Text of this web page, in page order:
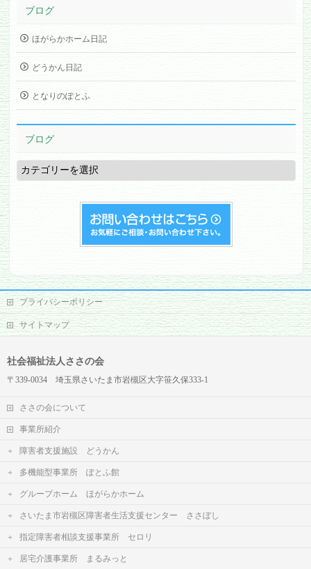
ブログ
ほがらかホーム日記
どうかん日記
となりのぽとふ
ブログ
ブ
ロ
グ
プライバシーポリシー
サイトマップ
社会福祉法人ささの会
〒339-0034 埼玉県さいたま市岩槻区大字笹久保333-1
ささの会について
事業所紹介
障害者支援施設 どうかん
多機能型事業所 ぽとふ館
グループホーム ほがらかホーム
さいたま市岩槻区障害者生活支援センター ささぼし
指定障害者相談支援事業所 セロリ
居宅介護事業所 まるみっと